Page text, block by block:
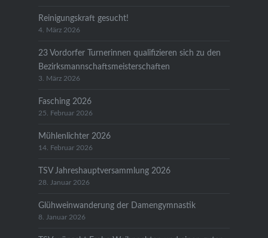
Reinigungskraft gesucht!
4. März 2026
23 Vordorfer Turnerinnen qualifizieren sich zu den
Bezirksmannschaftsmeisterschaften
3. März 2026
Fasching 2026
25. Februar 2026
Mühlenlichter 2026
14. Februar 2026
TSV Jahreshauptversammlung 2026
28. Januar 2026
Glühweinwanderung der Damengymnastik
8. Januar 2026